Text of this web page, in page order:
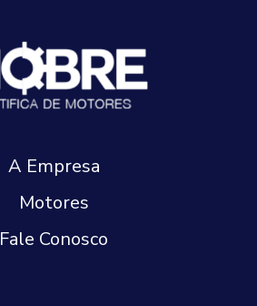
A Empresa
Motores
Fale Conosco